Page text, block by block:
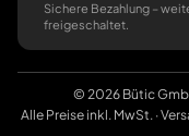
Sichere Bezahlung –
freigeschaltet.
© 2026 Bütic
Alle Preise inkl. MwSt. ·